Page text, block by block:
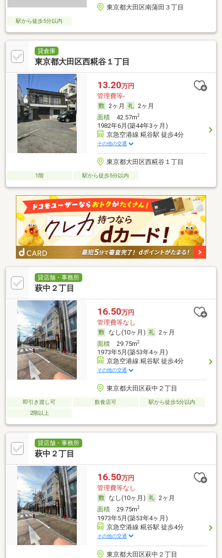
東京都大田区南蒲田３丁目
駅から徒歩5分以内
貸倉庫
東京都大田区西糀谷１丁目
13.20万円
管理費等-
2ヶ月
2ヶ月
面積42.57m2
1982年6月(築44年3ヶ月)
京急空港線 糀谷駅 徒歩4分
その他の交通
東京都大田区西糀谷１丁目
1階 駅から徒歩5分以内
貸店舗・事務所
萩中２丁目
16.50万円
管理費等なし
なし(10ヶ月)
2ヶ月
面積29.75m2
1973年5月(築53年4ヶ月)
京急空港線 糀谷駅 徒歩4分
その他の交通
東京都大田区萩中２丁目
即引き渡し可 飲食店可
駅から徒歩5分以内
2階以上
貸店舗・事務所
萩中２丁目
16.50万円
管理費等なし
なし(10ヶ月)
2ヶ月
面積29.75m2
1973年5月(築53年4ヶ月)
京急空港線 糀谷駅 徒歩4分
その他の交通
東京都大田区萩中２丁目